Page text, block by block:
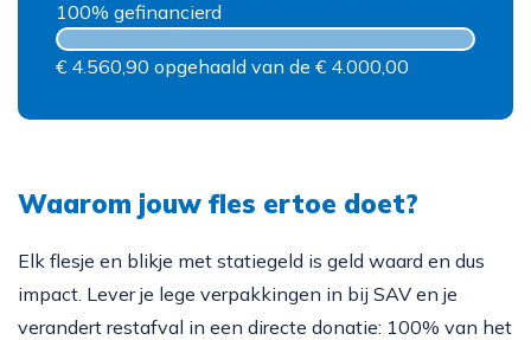
100% gefinancierd
€ 4.560,90 opgehaald van de € 4.000,00
Waarom jouw fles ertoe doet?
Elk flesje en blikje met statiegeld is geld waard en dus
impact. Lever je lege verpakkingen in bij SAV en je
verandert restafval in een directe donatie: 100% van het